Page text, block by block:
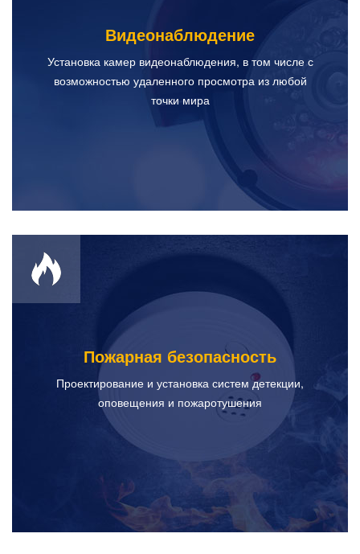
Видеонаблюдение
Установка камер видеонаблюдения, в том числе с
возможностью удаленного просмотра из любой
точки мира
Пожарная безопасность
Проектирование и установка систем детекции,
оповещения и пожаротушения